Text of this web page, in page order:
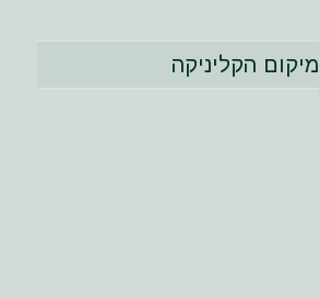
מיקום הקליניקה